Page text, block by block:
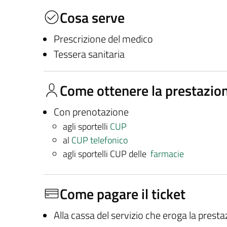
Cosa serve
Prescrizione del medico
Tessera sanitaria
Come ottenere la
Con prenotazione
agli sportelli CUP
al CUP telefonico
agli sportelli CUP delle farmacie
Come pagare il ticket
Alla cassa del servizio che eroga la